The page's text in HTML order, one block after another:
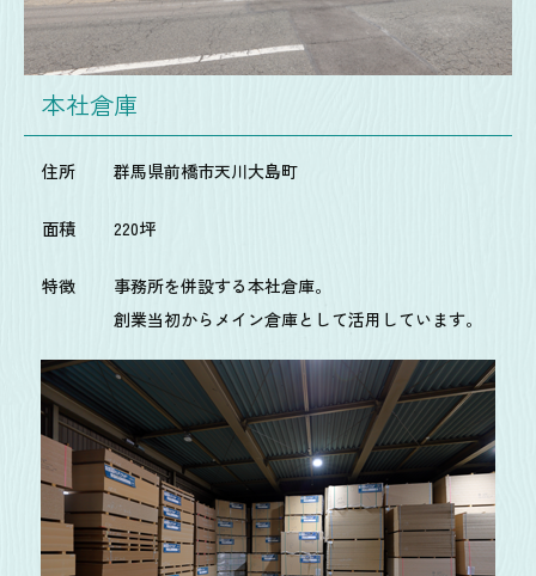
本社倉庫
住所 群馬県前橋市天川大島町
面積 220坪
特徴
事務所を併設する本社倉庫。
創業当初からメイン倉庫として活用しています。